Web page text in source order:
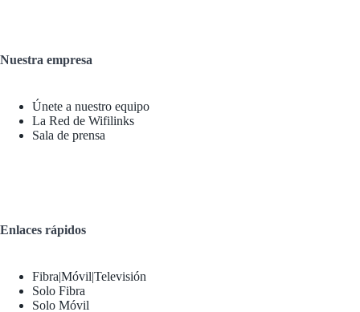
Nuestra empresa
Únete a nuestro equipo
La Red de Wifilinks
Sala de prensa
Enlaces rápidos
Fibra|Móvil|Televisión
Solo Fibra
Solo Móvil